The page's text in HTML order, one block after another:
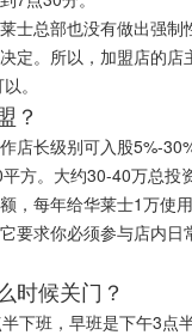
士总部也没有做出强制
定。所以，加盟店的店
。
？
店长级别可入股5%-
方。大约30-40万总投
，每年给华莱士1万使
要求你必须参与店内日
时候关门？
下班，早班是下午3点